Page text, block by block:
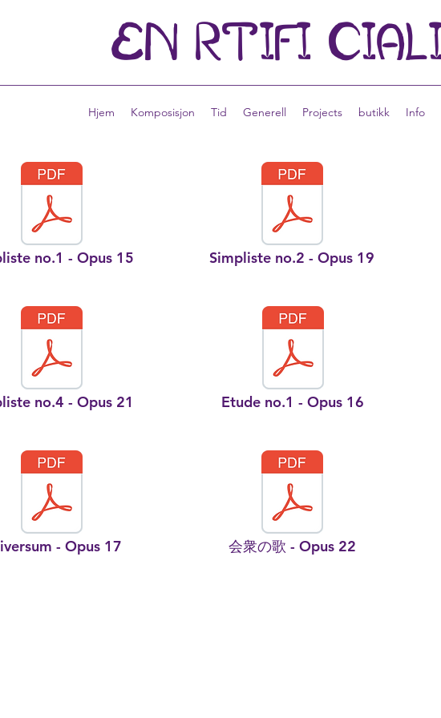
EN RTIFI
Hjem Komposisjon Tid Generell Projects butikk Info
no.1 - Opus 15
no.4 - Opus 21
- Opus 17
Simpliste no.2 - Opus 19
Etude no.1 - Opus 16
会衆の歌 - Opus 22